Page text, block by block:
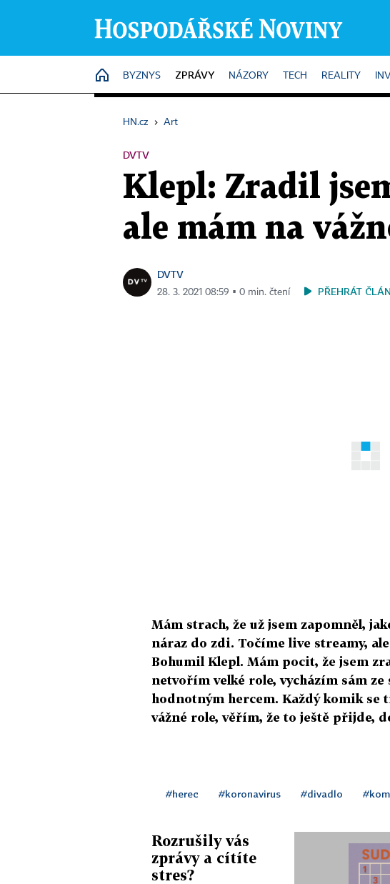
HOME
BYZNYS ZPRÁVY NÁZORY TECH REALITY
HN.cz › Art
DVTV
Klepl: Zradil
ale mám na
DVTV
28. 3. 2021 08:59 ▪ 0 min. čtení PŘEHRÁT
Mám strach, že už jsem zapomněl,
náraz do zdi. Točíme live streamy,
Bohumil Klepl. Mám pocit, že jsem
netvořím velké role, vycházím sám ze
hodnotným hercem. Každý komik se
vážné role, věřím, že to ještě přijde,
#herec #koronavirus #divadlo
Rozrušily vás
zprávy a cítíte
stres?